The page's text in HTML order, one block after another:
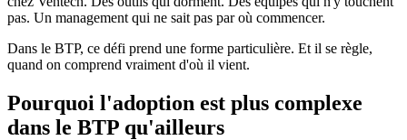
pas. Un management qui ne sait pas par où commencer.
Dans le BTP, ce défi prend une forme particulière. Et il se règle,
quand on comprend vraiment d'où il vient.
Pourquoi l'adoption est plus complexe
dans le BTP qu'ailleurs